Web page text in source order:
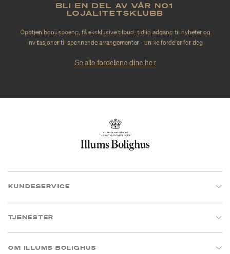
BLI EN DEL AV VÅR NO1
LOJALITETSKLUBB
Opptjen bonuspoeng, få eksklusive tilbud, tidlig adgang til nyheter og
invitasjoner til spennende arrangementer - unike fordeler for deg
Se alle fordelene dine her
KUNDESERVICE
TJENESTER
OM ILLUMS BOLIGHUS